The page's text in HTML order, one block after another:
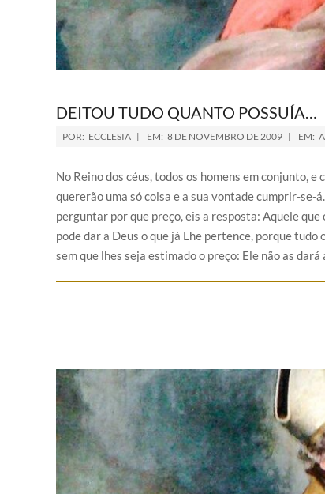
DEITOU TUDO QUANTO POSSUÍA…
POR: ECCLESIA EM: 8 DE NOVEMBRO DE 2009 EM:
No Reino dos céus, todos os homens em conjunto,
quererão uma só coisa e a sua vontade cumprir-se-
perguntar por que preço, eis a resposta: Aquele
pode dar a Deus o que já Lhe pertence, porque
sem que lhes seja estimado o preço: Ele não as dará